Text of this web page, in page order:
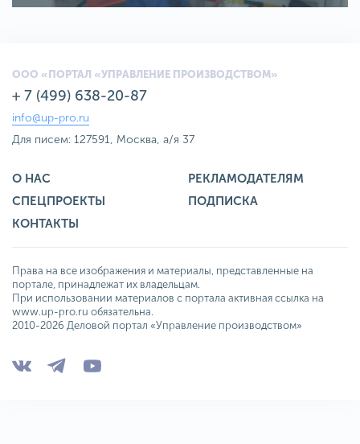
ООО «ПОРТАЛ «УПРАВЛЕНИЕ ПРОИЗВОДСТВОМ»
+ 7 (499) 638-20-87
info@up-pro.ru
Для писем: 127591, Москва, а/я 37
О НАС
РЕКЛАМОДАТЕЛЯМ
СПЕЦПРОЕКТЫ
ПОДПИСКА
КОНТАКТЫ
Права на все изображения и материалы, представленные на
портале, принадлежат их владельцам.
При использовании материалов с портала активная ссылка на
www.up-pro.ru обязательна.
2010-2026 Деловой портал «Управление производством»